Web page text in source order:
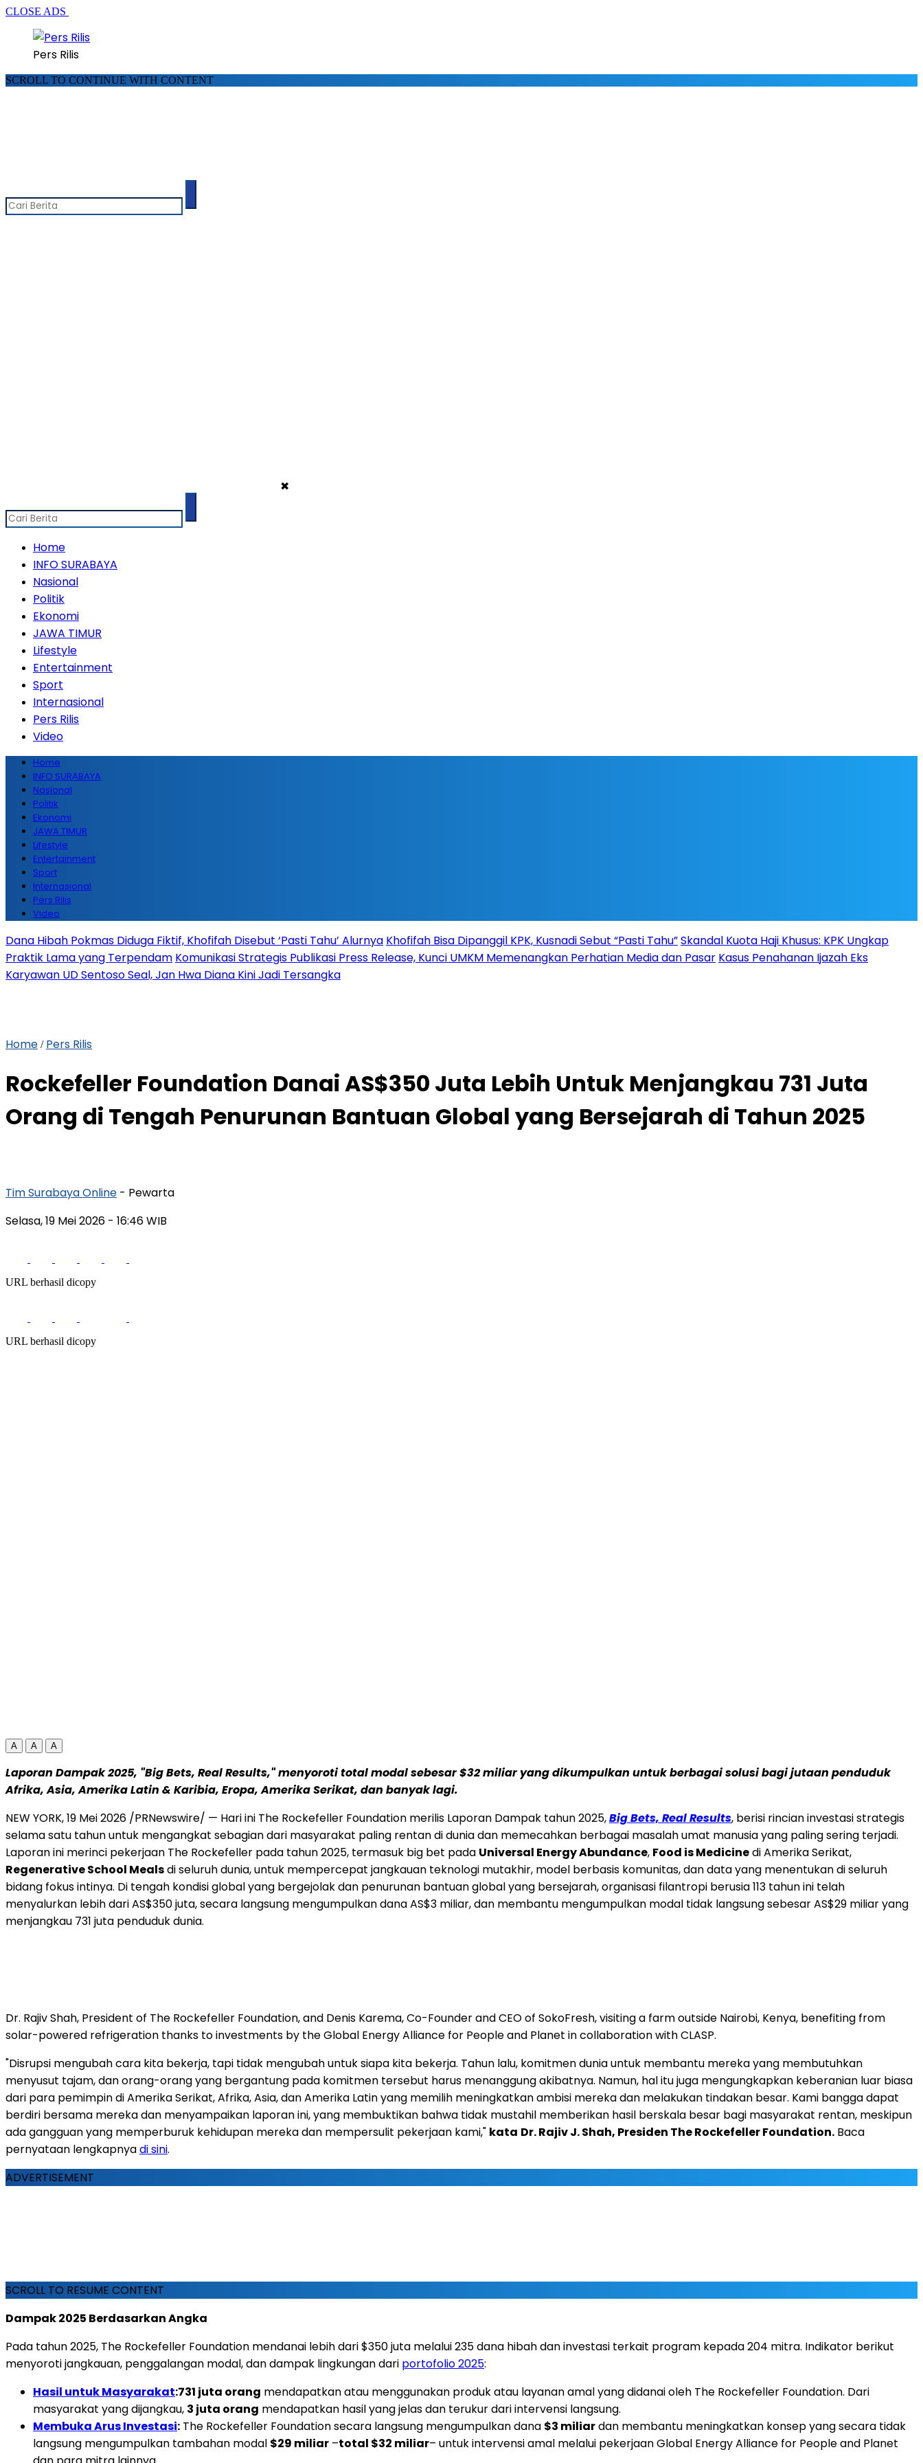
CLOSE ADS
Pers Rilis
SCROLL TO CONTINUE WITH CONTENT
✖
Home
INFO SURABAYA
Nasional
Politik
Ekonomi
JAWA TIMUR
Lifestyle
Entertainment
Sport
Internasional
Pers Rilis
Video
Home
INFO SURABAYA
Nasional
Politik
Ekonomi
JAWA TIMUR
Lifestyle
Entertainment
Sport
Internasional
Pers Rilis
Video
Dana Hibah Pokmas Diduga Fiktif, Khofifah Disebut ‘Pasti Tahu’ Alurnya Khofifah Bisa Dipanggil KPK, Kusnadi Sebut “Pasti Tahu”Skandal Kuota Haji Khusus: KPK Ungkap
Praktik Lama yang Terpendam Komunikasi Strategis Publikasi Press Release, Kunci UMKM Memenangkan Perhatian Media dan Pasar Kasus Penahanan Ijazah Eks
Karyawan UD Sentoso Seal, Jan Hwa Diana Kini Jadi Tersangka
Home / Pers Rilis
Rockefeller Foundation Danai AS$350 Juta Lebih Untuk Menjangkau 731 Juta
Orang di Tengah Penurunan Bantuan Global yang Bersejarah di Tahun 2025
Tim Surabaya Online - Pewarta
Selasa, 19 Mei 2026 - 16:46 WIB
URL berhasil dicopy
URL berhasil dicopy
A A A
Laporan Dampak 2025, "Big Bets, Real Results," menyoroti total modal sebesar $32 miliar yang dikumpulkan untuk berbagai solusi bagi jutaan penduduk
Afrika, Asia, Amerika Latin & Karibia, Eropa, Amerika Serikat, dan banyak lagi.
NEW YORK,19 Mei 2026 /PRNewswire/ — Hari ini The Rockefeller Foundation merilis Laporan Dampak tahun 2025,Big Bets, Real Results, berisi rincian investasi strategis
selama satu tahun untuk mengangkat sebagian dari masyarakat paling rentan di dunia dan memecahkan berbagai masalah umat manusia yang paling sering terjadi.
Laporan ini merinci pekerjaan The Rockefeller pada tahun 2025, termasuk big bet pada Universal Energy Abundance, Food is Medicinedi Amerika Serikat,
Regenerative School Mealsdi seluruh dunia, untuk mempercepat jangkauan teknologi mutakhir, model berbasis komunitas, dan data yang menentukan di seluruh
bidang fokus intinya. Di tengah kondisi global yang bergejolak dan penurunan bantuan global yang bersejarah, organisasi filantropi berusia 113 tahun ini telah
menyalurkan lebih dari AS$350 juta, secara langsung mengumpulkan dana AS$3 miliar, dan membantu mengumpulkan modal tidak langsung sebesar AS$29 miliar yang
menjangkau 731 juta penduduk dunia.
Dr. Rajiv Shah, President of The Rockefeller Foundation, and Denis Karema, Co-Founder and CEO of SokoFresh, visiting a farm outside Nairobi, Kenya, benefiting from
solar-powered refrigeration thanks to investments by the Global Energy Alliance for People and Planet in collaboration with CLASP.
"Disrupsi mengubah cara kita bekerja, tapi tidak mengubah untuk siapa kita bekerja. Tahun lalu, komitmen dunia untuk membantu mereka yang membutuhkan
menyusut tajam, dan orang-orang yang bergantung pada komitmen tersebut harus menanggung akibatnya. Namun, hal itu juga mengungkapkan keberanian luar biasa
dari para pemimpin di Amerika Serikat, Afrika, Asia, dan Amerika Latin yang memilih meningkatkan ambisi mereka dan melakukan tindakan besar. Kami bangga dapat
berdiri bersama mereka dan menyampaikan laporan ini, yang membuktikan bahwa tidak mustahil memberikan hasil berskala besar bagi masyarakat rentan, meskipun
ada gangguan yang memperburuk kehidupan mereka dan mempersulit pekerjaan kami," kata Dr. Rajiv J. Shah, Presiden The Rockefeller Foundation. Baca
pernyataan lengkapnyadi sini.
ADVERTISEMENT
SCROLL TO RESUME CONTENT
Dampak 2025 Berdasarkan Angka
Pada tahun 2025, The Rockefeller Foundation mendanai lebih dari $350 juta melalui 235 dana hibah dan investasi terkait program kepada 204 mitra. Indikator berikut
menyoroti jangkauan, penggalangan modal, dan dampak lingkungan dari portofolio 2025:
Hasil untuk Masyarakat:731 juta orang mendapatkan atau menggunakan produk atau layanan amal yang didanai oleh The Rockefeller Foundation. Dari
masyarakat yang dijangkau, 3 juta orang mendapatkan hasil yang jelas dan terukur dari intervensi langsung.
Membuka Arus Investasi: The Rockefeller Foundation secara langsung mengumpulkan dana $3 miliardan membantu meningkatkan konsep yang secara tidak
langsung mengumpulkan tambahan modal $29 miliar –total $32 miliar– untuk intervensi amal melalui pekerjaan Global Energy Alliance for People and Planet